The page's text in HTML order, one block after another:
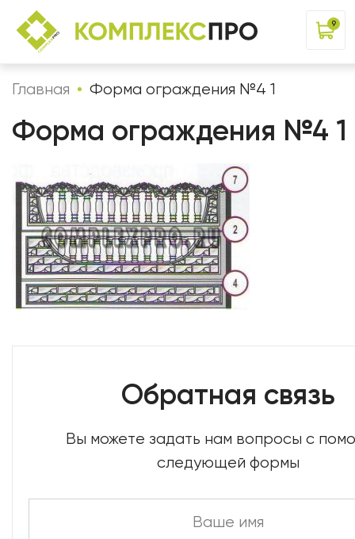
9
Главная Форма ограждения №4 1
Форма ограждения №4 1
Обратная связь
Вы можете задать нам вопросы с
следующей формы